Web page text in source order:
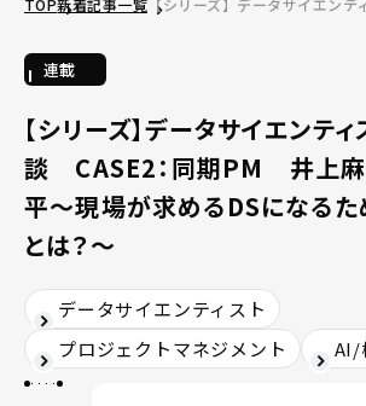
TOP新着記事一覧
連載
【シリーズ】データサイエンテ
談 CASE2：同期PM 井上
平～現場が求めるDSになるた
とは？～
データサイエンティスト
プロジェクトマネジメント
AI/